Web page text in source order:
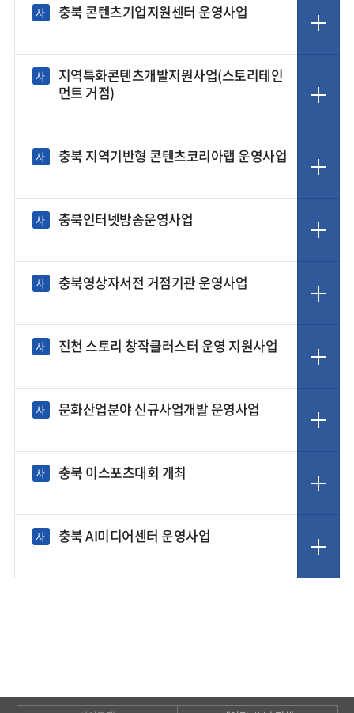
사 충북 콘텐츠기업지원센터 운영사업
사
지역특화콘텐츠개발지원사업(스토리테인
먼트 거점)
사 충북 지역기반형 콘텐츠코리아랩 운영사업
사 충북인터넷방송운영사업
사 충북영상자서전 거점기관 운영사업
사 진천 스토리 창작클러스터 운영 지원사업
사 문화산업분야 신규사업개발 운영사업
사 충북 이스포츠대회 개최
사 충북 AI미디어센터 운영사업